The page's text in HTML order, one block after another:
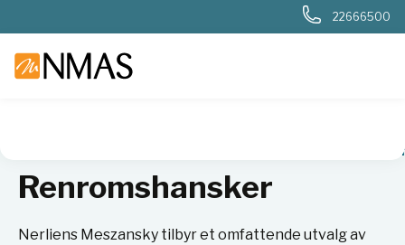
22666500
Renromshansker
Nerliens Meszansky tilbyr et omfattende utvalg av